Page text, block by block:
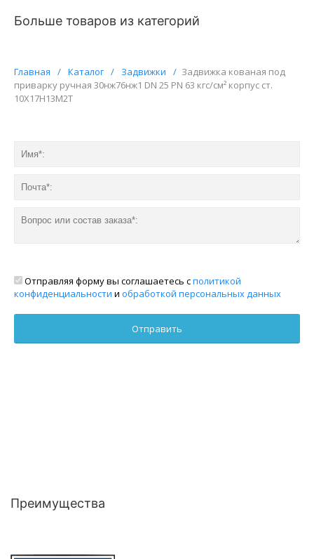
Больше товаров из категорий
Главная / Каталог / Задвижки / Задвижка кованая под
приварку ручная 30нж76нж1 DN 25 PN 63 кгс/см² корпус ст.
10Х17Н13М2Т
Отправляя форму вы соглашаетесь сполитикой
конфиденциальности и обработкой персональных данных
Преимущества